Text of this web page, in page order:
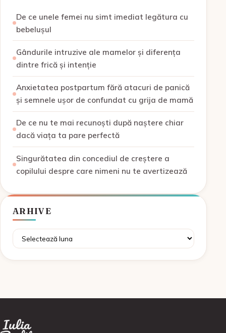
De ce unele femei nu simt imediat legătura cu
bebelușul
Gândurile intruzive ale mamelor și diferența
dintre frică și intenție
Anxietatea postpartum fără atacuri de panică
și semnele ușor de confundat cu grija de mamă
De ce nu te mai recunoști după naștere chiar
dacă viața ta pare perfectă
Singurătatea din concediul de creștere a
copilului despre care nimeni nu te avertizează
ARHIVE
Arhive